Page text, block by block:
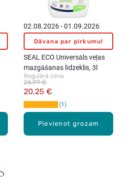
Pievienot grozam
02.08.2026 - 01.09.2026
Dāvana par pirkumu!
SEAL ECO Universāls veļas
mazgāšanas līdzeklis, 3l
Regulārā cena
20,25 €
26,99 €
1